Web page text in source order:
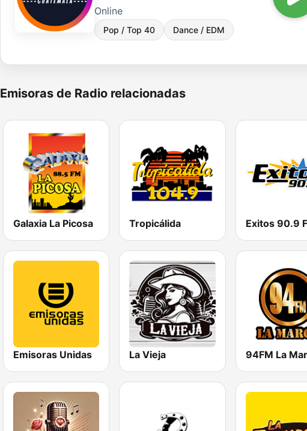
Online
Pop / Top 40 Dance / EDM
Emisoras de Radio relacionadas
Galaxia La Picosa Tropicálida Exitos 90.9
Emisoras Unidas La Vieja 94FM La